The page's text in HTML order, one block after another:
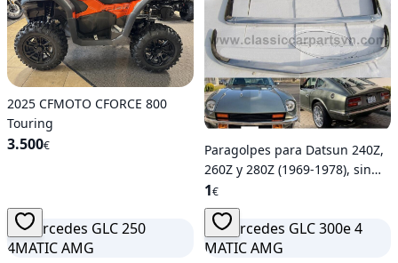
2025 CFMOTO CFORCE 800
Touring
3.500€
Paragolpes para Datsun 240Z,
260Z y 280Z (1969-1978), sin
orificios ni goma
1€